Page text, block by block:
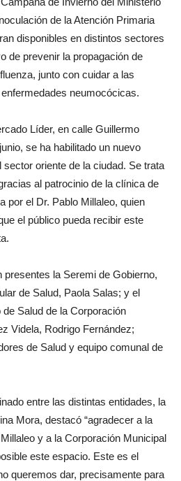
de la Atención Primaria
disponibles en distintos sectores
de prevenir la propagación de
junto con cuidar a las
neumocócicas.
Líder, en calle Guillermo
se ha habilitado un nuevo
oriente de la ciudad. Se trata
al patrocinio de la clínica de
por el Dr. Pablo Millaleo, quien
el público pueda recibir este
presentes la Seremi de Gobierno,
de Salud, Paola Salas; y el
Salud de la Corporación
Videla, Rodrigo Fernández;
de Salud y equipo comunal de
entre las distintas entidades, la
Mora, destacó “agradecer a la
y a la Corporación Municipal
este espacio. Este es el
queremos dar, precisamente para